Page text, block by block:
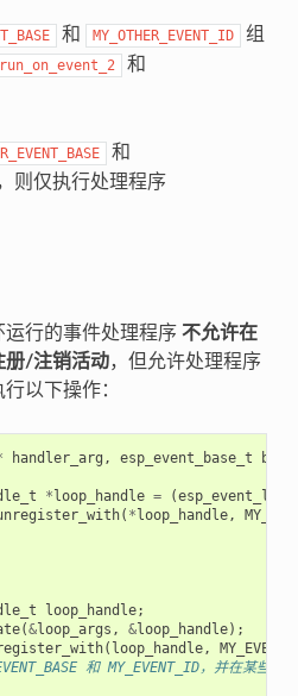
和 MY_OTHER_EVENT_ID
组
run_on_event_2 和
和
则仅执行处理程序
行的事件处理程序 不允许在
册/注销活动，但允许处理程序
以下操作：
handler_arg , esp_event_base_t base
*loop_handle = (
( *loop_handle,
loop_handle;
(&loop_args , &loop_handle);
( loop_handle,
和 MY_EVENT_ID，并在某些时